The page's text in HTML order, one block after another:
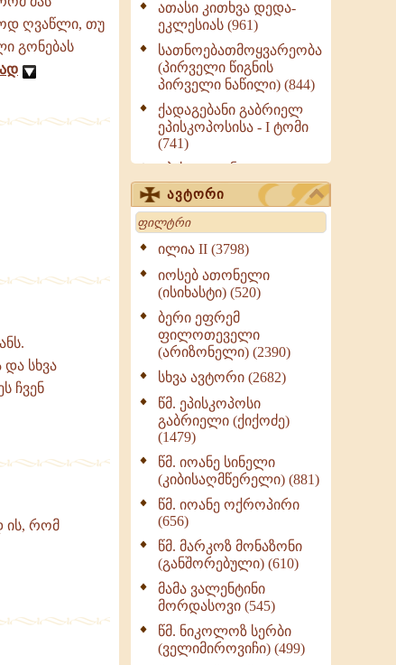
ღვაწლი, თუ
გონებას
და სხვა
ჩვენ
ის, რომ
ათასი კითხვა დედა-
ეკლესიას (961)
სათნოებათმოყვარეობა
(პირველი წიგნის
პირველი ნაწილი) (844)
ქადაგებანი გაბრიელ
ეპისკოპოსისა - I ტომი
(741)
ეპისტოლენი,
ქადაგებანი, სიტყვანი
(ნაწილი III) (723)
მოძღვრის ძალზე
სასარგებლო რჩევები
მრევლისათვის (545)
Wisdomge (514)
ქადაგებანი გაბრიელ
ეპისკოპოსისა - II ტომი
(370)
სულიერი ცხოვრების
სახელმძღვანელო -
ნაწილი II (369)
ღმერთი და ადამიანები
(287)
ბერის დიადემა (278)
მონაზვნური
გამოცდილების
ოთხი ასეული თავი
სიყვარულის შესახებ
(259)
ავტორი
Search
ილია II (3798)
იოსებ ათონელი
(ისიხასტი) (520)
ბერი ეფრემ
ფილოთეველი
(არიზონელი) (2390)
სხვა ავტორი (2682)
წმ. ეპისკოპოსი
გაბრიელი (ქიქოძე)
(1479)
წმ. იოანე სინელი
(კიბისაღმწერელი) (881)
წმ. იოანე ოქროპირი
(656)
წმ. მარკოზ მონაზონი
(განშორებული) (610)
მამა ვალენტინი
მორდასოვი (545)
წმ. ნიკოლოზ სერბი
(ველიმიროვიჩი) (499)